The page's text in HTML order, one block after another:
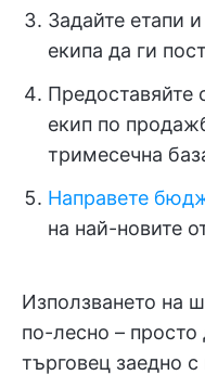
Задайте етапи
екипа да ги
Предоставяйте
екип по
тримесечна
Направете
на най-новите
Използването на
по-лесно – просто
търговец заедно